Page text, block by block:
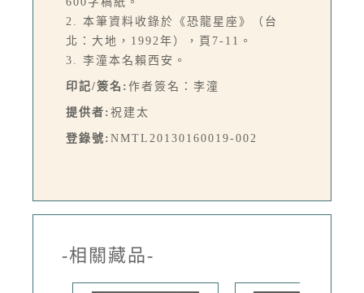
2. 本筆資料收錄於《恐龍星座》（台
北：大地，1992年），頁7-11。
3. 李潼本名賴西安。
印記/簽名: 作者簽名：李潼
提供者: 祝建太
登錄號: NMTL20130160019-002
-相關藏品-